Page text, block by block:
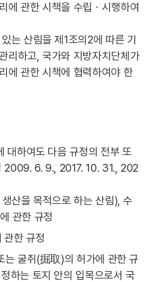
에 관한 시책을 수립ㆍ시행하여
는 산림을 제1조의2에 따른 기
리하고, 국가와 지방자치단체가
에 관한 시책에 협력하여야 한
대하여도 다음 규정의 전부 또
2009. 6. 9., 2017. 10. 31., 202
산을 목적으로 하는 산림), 수
관한 규정
관한 규정
굴취(掘取)의 허가에 관한 규
하는 토지 안의 입목으로서 국